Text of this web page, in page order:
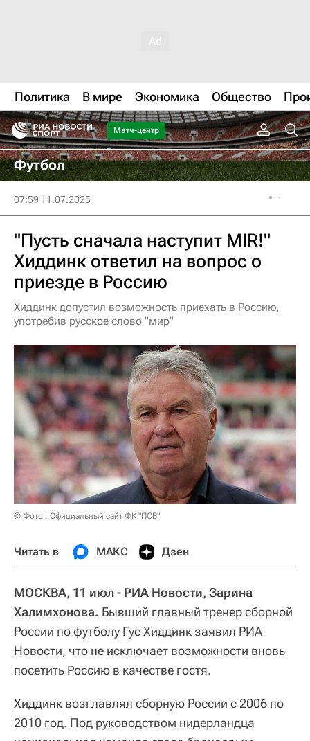
Политика В мире Экономика Общество
Матч-центр
Футбол
07:59 11.07.2025
"Пусть сначала наступит MIR!"
Хиддинк ответил на вопрос о
приезде в Россию
Хиддинк допустил возможность приехать в Россию,
употребив русское слово "мир"
© Фото : Официальный сайт ФК "ПСВ"
Читать в МАКС Дзен
МОСКВА, 11 июл - РИА Новости, Зарина
Халимхонова. Бывший главный тренер сборной
России по футболу Гус Хиддинк заявил РИА
Новости, что не исключает возможности вновь
посетить Россию в качестве гостя.
Хиддинк возглавлял сборную России с 2006 по
2010 год. Под руководством нидерландца